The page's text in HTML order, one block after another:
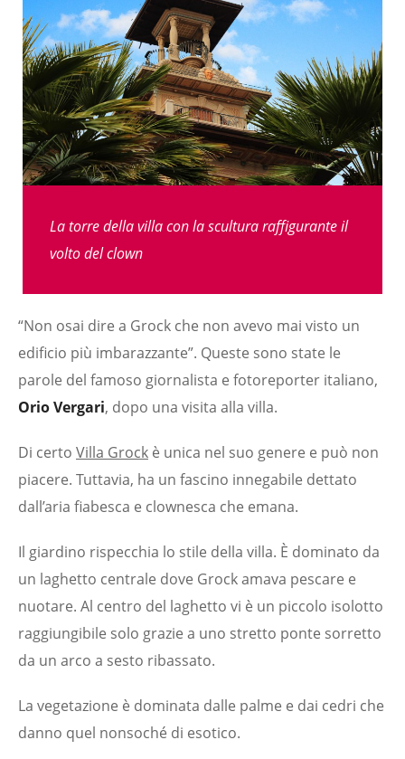
La torre della villa con la scultura raffigurante il
volto del clown
“Non osai dire a Grock che non avevo mai visto un
edificio più imbarazzante”. Queste sono state le
parole del famoso giornalista e fotoreporter italiano,
Orio Vergari, dopo una visita alla villa.
Di certo Villa Grock è unica nel suo genere e può non
piacere. Tuttavia, ha un fascino innegabile dettato
dall’aria fiabesca e clownesca che emana.
Il giardino rispecchia lo stile della villa. È dominato da
un laghetto centrale dove Grock amava pescare e
nuotare. Al centro del laghetto vi è un piccolo isolotto
raggiungibile solo grazie a uno stretto ponte sorretto
da un arco a sesto ribassato.
La vegetazione è dominata dalle palme e dai cedri che
danno quel nonsoché di esotico.